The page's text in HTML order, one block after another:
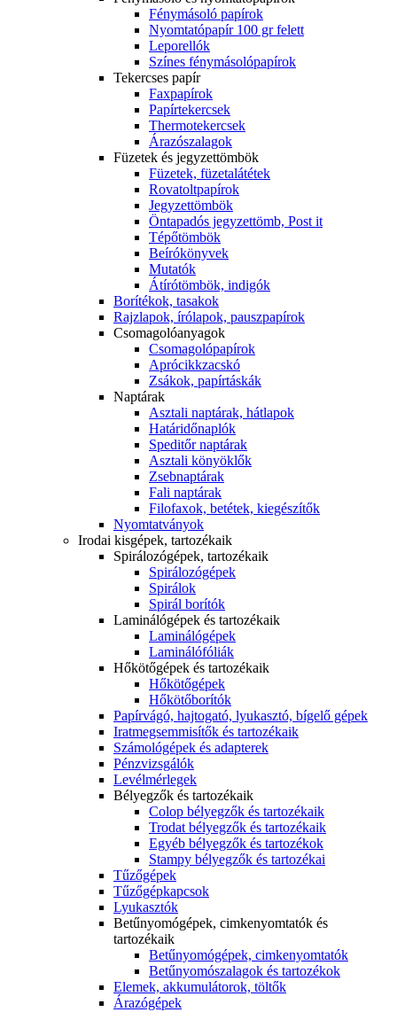
Fénymásoló papírok
Nyomtatópapír 100 gr felett
Leporellók
Színes fénymásolópapírok
Tekercses papír
Faxpapírok
Papírtekercsek
Thermotekercsek
Árazószalagok
Füzetek és jegyzettömbök
Füzetek, füzetalátétek
Rovatoltpapírok
Jegyzettömbök
Öntapadós jegyzettömb, Post it
Tépőtömbök
Beírókönyvek
Mutatók
Átírótömbök, indigók
Borítékok, tasakok
Rajzlapok, írólapok, pauszpapírok
Csomagolóanyagok
Csomagolópapírok
Aprócikkzacskó
Zsákok, papírtáskák
Naptárak
Asztali naptárak, hátlapok
Határidőnaplók
Speditőr naptárak
Asztali könyöklők
Zsebnaptárak
Fali naptárak
Filofaxok, betétek, kiegészítők
Nyomtatványok
Irodai kisgépek, tartozékaik
Spirálozógépek, tartozékaik
Spirálozógépek
Spirálok
Spirál borítók
Laminálógépek és tartozékaik
Laminálógépek
Laminálófóliák
Hőkötőgépek és tartozékaik
Hőkötőgépek
Hőkötőborítók
Papírvágó, hajtogató, lyukasztó, bígelő gépek
Iratmegsemmisítők és tartozékaik
Számológépek és adapterek
Pénzvizsgálók
Levélmérlegek
Bélyegzők és tartozékaik
Colop bélyegzők és tartozékaik
Trodat bélyegzők és tartozékaik
Egyéb bélyegzők és tartozékok
Stampy bélyegzők és tartozékai
Tűzőgépek
Tűzőgépkapcsok
Lyukasztók
Betűnyomógépek, cimkenyomtatók és
tartozékaik
Betűnyomógépek, cimkenyomtatók
Betűnyomószalagok és tartozékok
Elemek, akkumulátorok, töltők
Árazógépek